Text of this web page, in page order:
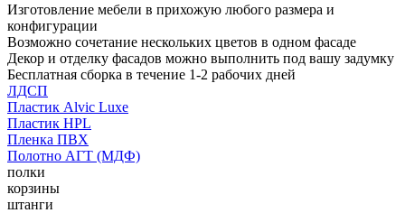
Изготовление мебели в прихожую любого размера и
конфигурации
Возможно сочетание нескольких цветов в одном фасаде
Декор и отделку фасадов можно выполнить под вашу задумку
Бесплатная сборка в течение 1-2 рабочих дней
ЛДСП
Пластик Alvic Luxe
Пластик HPL
Пленка ПВХ
Полотно АГТ (МДФ)
полки
корзины
штанги